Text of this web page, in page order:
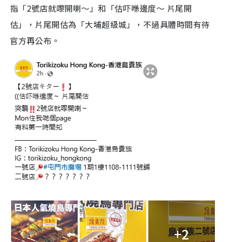
指「2號店就嚟開喇～」和「估吓喺邊度～ 片尾開
估」，片尾開估為「大埔超級城」，不過具體時間有待
官方再公布。
+2